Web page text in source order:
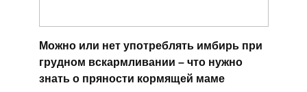
Можно или нет употреблять имбирь при
грудном вскармливании – что нужно
знать о пряности кормящей маме